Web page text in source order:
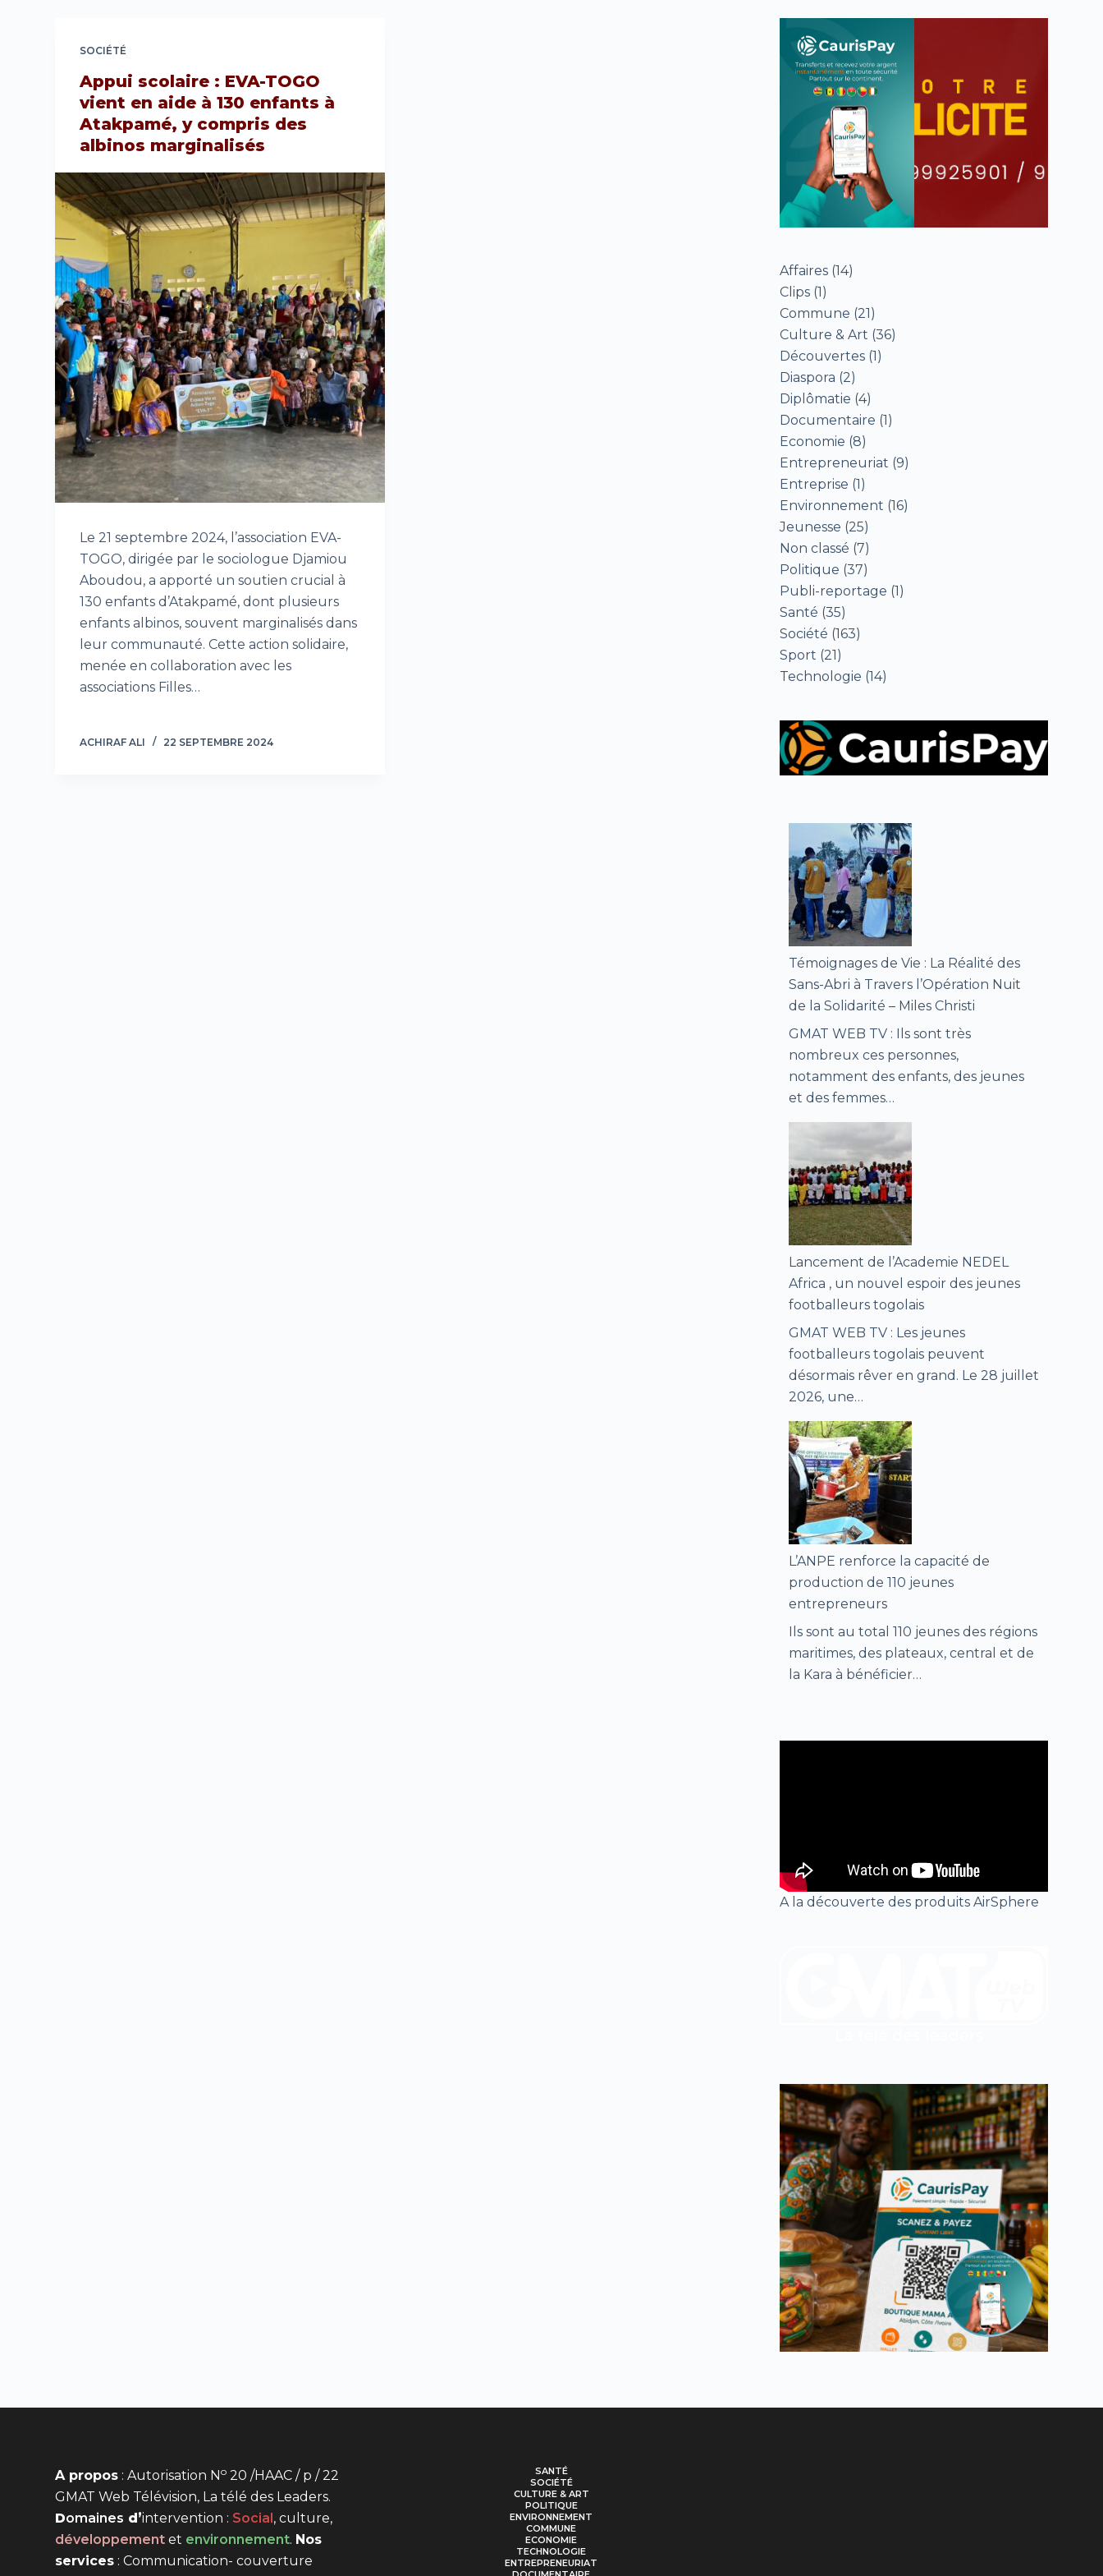
SOCIÉTÉ
Appui scolaire : EVA-TOGO
vient en aide à 130 enfants à
Atakpamé, y compris des
albinos marginalisés
Le 21 septembre 2024, l’association EVA-
TOGO, dirigée par le sociologue Djamiou
Aboudou, a apporté un soutien crucial à
130 enfants d’Atakpamé, dont plusieurs
enfants albinos, souvent marginalisés dans
leur communauté. Cette action solidaire,
menée en collaboration avec les
associations Filles…
ACHIRAF ALI 22 SEPTEMBRE 2024
Affaires (14)
Clips (1)
Commune (21)
Culture & Art (36)
Découvertes (1)
Diaspora (2)
Diplômatie (4)
Documentaire (1)
Economie (8)
Entrepreneuriat (9)
Entreprise (1)
Environnement (16)
Jeunesse (25)
Non classé (7)
Politique (37)
Publi-reportage (1)
Santé (35)
Société (163)
Sport (21)
Technologie (14)
Témoignages de Vie : La Réalité des
Sans-Abri à Travers l’Opération Nuit
de la Solidarité – Miles Christi
GMAT WEB TV : Ils sont très
nombreux ces personnes,
notamment des enfants, des jeunes
et des femmes…
Lancement de l’Academie NEDEL
Africa , un nouvel espoir des jeunes
footballeurs togolais
GMAT WEB TV : Les jeunes
footballeurs togolais peuvent
désormais rêver en grand. Le 28 juillet
2026, une…
L’ANPE renforce la capacité de
production de 110 jeunes
entrepreneurs
Ils sont au total 110 jeunes des régions
maritimes, des plateaux, central et de
la Kara à bénéficier…
A la découverte des produits AirSphere
A propos : Autorisation No 20 /HAAC / p / 22
GMAT Web Télévision, La télé des Leaders.
Domaines d’intervention : Social , culture,
développement et environnement. Nos
services : Communication- couverture
SANTÉ
SOCIÉTÉ
CULTURE & ART
POLITIQUE
ENVIRONNEMENT
COMMUNE
ECONOMIE
TECHNOLOGIE
ENTREPRENEURIAT